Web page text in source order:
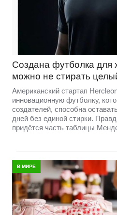
Создана футболка для
можно не стирать
Американский стартап
инновационную футболку,
создателей, способна
дней без единой стирки.
придётся часть таблицы
В МИРЕ